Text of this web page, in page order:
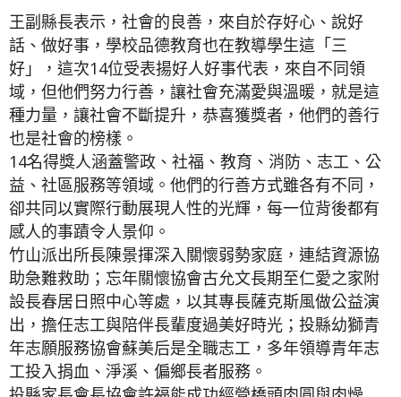
王副縣長表示，社會的良善，來自於存好心、說好
話、做好事，學校品德教育也在教導學生這「三
好」，這次14位受表揚好人好事代表，來自不同領
域，但他們努力行善，讓社會充滿愛與溫暖，就是這
種力量，讓社會不斷提升，恭喜獲獎者，他們的善行
也是社會的榜樣。
14名得獎人涵蓋警政、社福、教育、消防、志工、公
益、社區服務等領域。他們的行善方式雖各有不同，
卻共同以實際行動展現人性的光輝，每一位背後都有
感人的事蹟令人景仰。
竹山派出所長陳景揮深入關懷弱勢家庭，連結資源協
助急難救助；忘年關懷協會古允文長期至仁愛之家附
設長春居日照中心等處，以其專長薩克斯風做公益演
出，擔任志工與陪伴長輩度過美好時光；投縣幼獅青
年志願服務協會蘇美后是全職志工，多年領導青年志
工投入捐血、淨溪、偏鄉長者服務。